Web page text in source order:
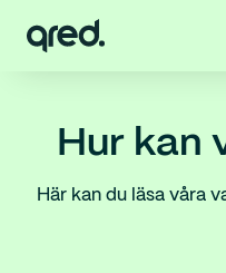
Hur kan
Här kan du läsa våra